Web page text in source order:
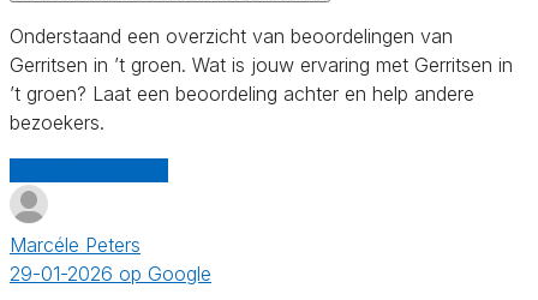
Onderstaand een overzicht van beoordelingen van
Gerritsen in ’t groen. Wat is jouw ervaring met Gerritsen in
’t groen? Laat een beoordeling achter en help andere
bezoekers.
Marcéle Peters
29-01-2026 op Google